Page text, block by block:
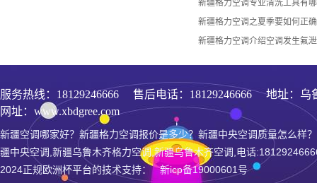
新疆格力空调专业清洗工具有
新疆格力空调之夏季要如何正
新疆格力空调介绍空调发生氟
服务热线： 18129246666 售后电话：18129246666 地址：乌
网址：www.xbdgree.com
新疆空调哪家好？新疆格力空调报价是多少？新疆中央空调质量怎么样
疆中央空调,新疆乌鲁木齐格力空调,新疆乌鲁木齐空调,电话
2024正规欧洲杯平台的技术支持： 新icp备19000601号